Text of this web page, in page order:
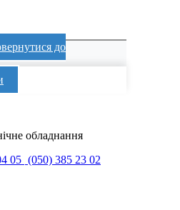
до
обладнання
05 (050) 385 23 02